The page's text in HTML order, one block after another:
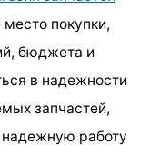
покупки,
бюджета и
в надежности
запчастей,
надежную работу